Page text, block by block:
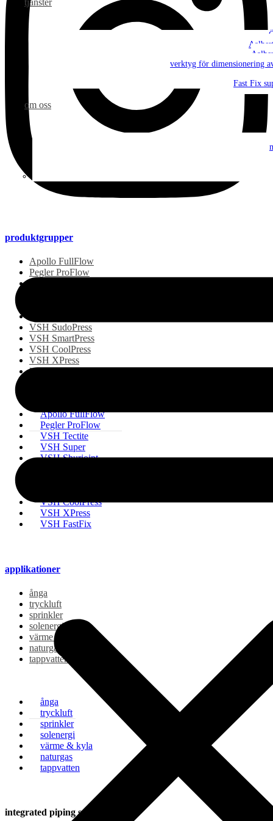
tjänster
verktyg för dimensionering
Fast Fix
om oss
produktgrupper
Apollo FullFlow
Pegler ProFlow
VSH SudoPress
VSH SmartPress
VSH CoolPress
VSH XPress
VSH FastFix
Apollo FullFlow
Pegler ProFlow
VSH Tectite
VSH Super
VSH Shurjoint
VSH CoolPress
VSH XPress
VSH FastFix
applikationer
ånga
tryckluft
sprinkler
solenergi
värme & kyla
naturgas
tappvatten
ånga
tryckluft
sprinkler
solenergi
värme & kyla
naturgas
tappvatten
integrated piping systems